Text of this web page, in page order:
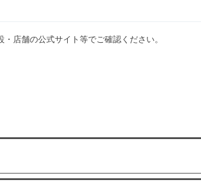
店舗の公式サイト等でご確認ください。